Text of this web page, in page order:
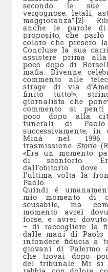
secondo le sue
vergognose, letali,
maggioranza”.[2]
anche le parole
proposito, che
coloro che presero la
Concluse la sua
assistere prima
poco dopo di
mafia. Divenne
commento alle
strage di via
finito tutto!»,
giornalista che
commento si pentì
poco dopo alla
funerali di
successivamente,
Minà nel
trasmissione Storie
«Era un momento
di sconforto.
dall’obitorio
l’ultima volta la
Paolo.
Quindi è
mio momento di
scusabile, ma
momento avrei
forse, e avrei
– di raccogliere la
dalle mani di Paolo
infondere fiducia a
giovani di Palermo
che trovai dopo
del tribunale. Mi si